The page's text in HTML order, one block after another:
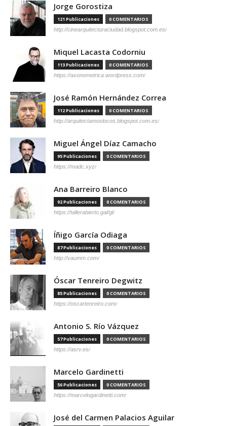
Jorge Gorostiza
121 Publicaciones 0 COMENTARIOS
http://cinearquitecturaciudad.blogspot.com.es/
Miquel Lacasta Codorniu
113 Publicaciones 0 COMENTARIOS
https://axonometrica.wordpress.com/
José Ramón Hernández Correa
112 Publicaciones 0 COMENTARIOS
http://arquitectamoslocos.blogspot.com.es/
Miguel Ángel Díaz Camacho
95 Publicaciones 0 COMENTARIOS
https://madc.xyz/
Ana Barreiro Blanco
92 Publicaciones 0 COMENTARIOS
https://tallerabierto.gal/gl/
Íñigo García Odiaga
87 Publicaciones 0 COMENTARIOS
http://vaumm.com/
Óscar Tenreiro Degwitz
85 Publicaciones 0 COMENTARIOS
https://oscartenreiro.com/
Antonio S. Río Vázquez
57 Publicaciones 0 COMENTARIOS
https://asrv.es/
Marcelo Gardinetti
56 Publicaciones 0 COMENTARIOS
https://marcelogardinetti.com/
José del Carmen Palacios Aguilar